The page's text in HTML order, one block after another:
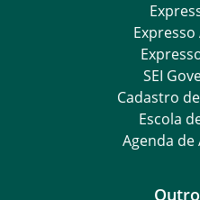
Expresso
SEI
Cadastro
Escola
Agenda